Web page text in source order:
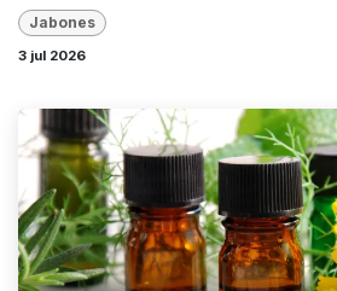
Jabones
3 jul 2026